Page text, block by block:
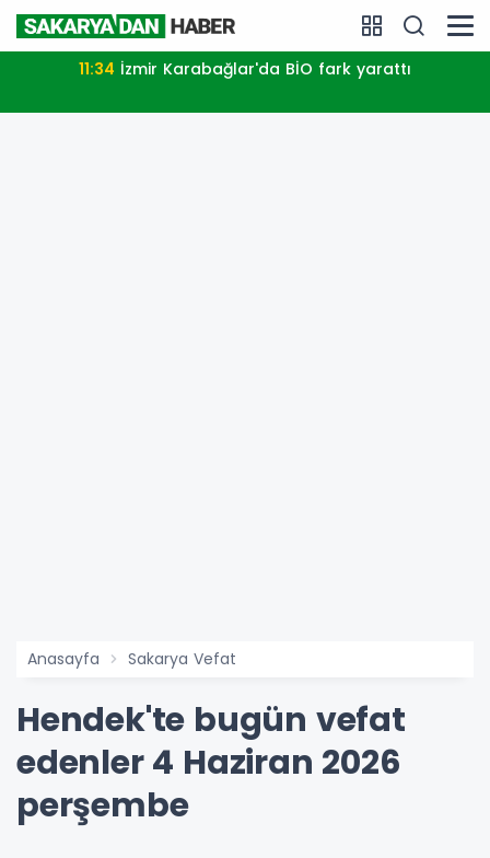
11:34 İzmir Karabağlar'da BİO fark yarattı
Anasayfa Sakarya Vefat
Hendek'te bugün vefat
edenler 4 Haziran 2026
perşembe